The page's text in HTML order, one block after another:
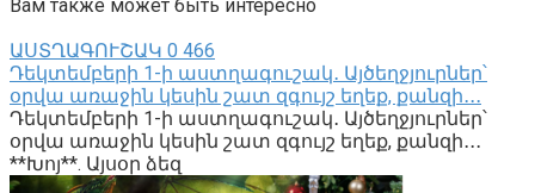
Вам также может быть интересно
ԱՍՏՂԱԳՈՒՇԱԿ 0 466
Դեկտեմբերի 1-ի աստղագուշակ․ Այծեղջյուրներ՝
օրվա առաջին կեսին շատ զգույշ եղեք, քանզի․․․
Դեկտեմբերի 1-ի աստղագուշակ․ Այծեղջյուրներ՝
օրվա առաջին կեսին շատ զգույշ եղեք, քանզի․․․
**Խոյ**. Այսօր ձեզ